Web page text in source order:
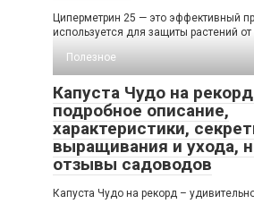
Циперметрин 25 — это эффективный
используется для защиты растений
Полезное
Капуста Чудо на
подробное описание,
характеристики,
выращивания и ухода,
отзывы садоводов
Капуста Чудо на рекорд –